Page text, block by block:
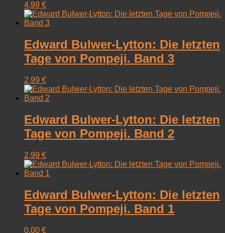
4,99 €
Edward Bulwer-Lytton: Die letzten
Tage von Pompeji. Band 3
2,99 €
Edward Bulwer-Lytton: Die letzten
Tage von Pompeji. Band 2
2,99 €
Edward Bulwer-Lytton: Die letzten
Tage von Pompeji. Band 1
0,00 €